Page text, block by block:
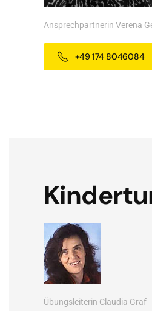
Ansprechpartnerin Verena
+49 174 8046084
Übungsleiterin Claudia Graf